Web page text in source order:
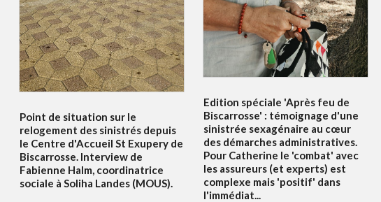
Point de situation sur le
relogement des sinistrés depuis
le Centre d'Accueil St Exupery de
Biscarrosse. Interview de
Fabienne Halm, coordinatrice
sociale à Soliha Landes (MOUS).
Edition spéciale 'Après feu de
Biscarrosse' : témoignage d'une
sinistrée sexagénaire au cœur
des démarches administratives.
Pour Catherine le 'combat' avec
les assureurs (et experts) est
complexe mais 'positif' dans
l'immédiat...